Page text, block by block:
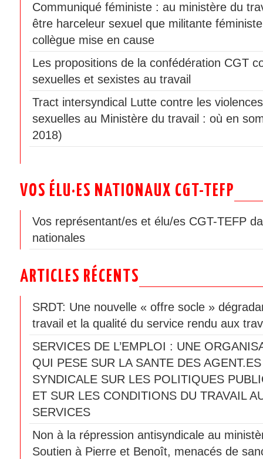
Communiqué féministe : au ministère du
être harceleur sexuel que militante
collègue mise en cause
Les propositions de la confédération CGT
sexuelles et sexistes au travail
Tract intersyndical Lutte contre les
sexuelles au Ministère du travail : où en
2018)
VOS ÉLU·ES NATIONAUX CGT-TEFP
Vos représentant/es et élu/es CGT-TEFP
nationales
ARTICLES RÉCENTS
SRDT: Une nouvelle « offre socle »
travail et la qualité du service rendu aux
SERVICES DE L’EMPLOI : UNE
QUI PESE SUR LA SANTE DES
SYNDICALE SUR LES POLITIQUES
ET SUR LES CONDITIONS DU TRAVAIL
SERVICES
Non à la répression antisyndicale au
Soutien à Pierre et Benoît, menacés de